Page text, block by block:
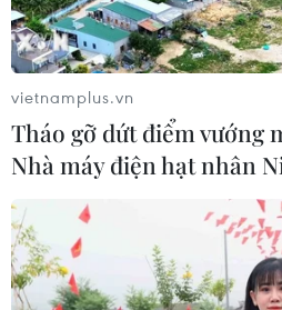
TIN CÙNG CHUYÊN MỤC
HLV Kim Sang-sik: 'Tôi
Bắc vươn xa hơn tầm Đông
ASEAN Cup 2026: Tuyển Việt
vietnamplus.vn
Tháo gỡ dứt điểm vướng
Nhà máy điện hạt nhân